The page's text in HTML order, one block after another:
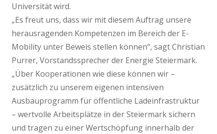
Universität wird.
„Es freut uns, dass wir mit diesem Auftrag unsere
herausragenden Kompetenzen im Bereich der E-
Mobility unter Beweis stellen können“, sagt Christian
Purrer, Vorstandssprecher der Energie Steiermark.
„Über Kooperationen wie diese können wir –
zusätzlich zu unserem eigenen intensiven
Ausbauprogramm für öffentliche Ladeinfrastruktur
– wertvolle Arbeitsplätze in der Steiermark sichern
und tragen zu einer Wertschöpfung innerhalb der